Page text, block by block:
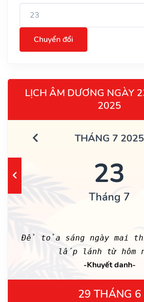
Chuyển đổi
LỊCH ÂM DƯƠNG NGÀY
2025
THÁNG 7 2025
23
Tháng 7
Để tỏa sáng ngày mai
lấp lánh từ hôm
-Khuyết danh-
29 THÁNG 6